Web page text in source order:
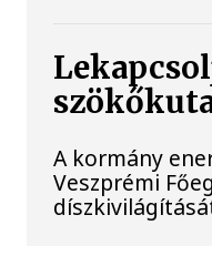
A kormány
Veszprémi